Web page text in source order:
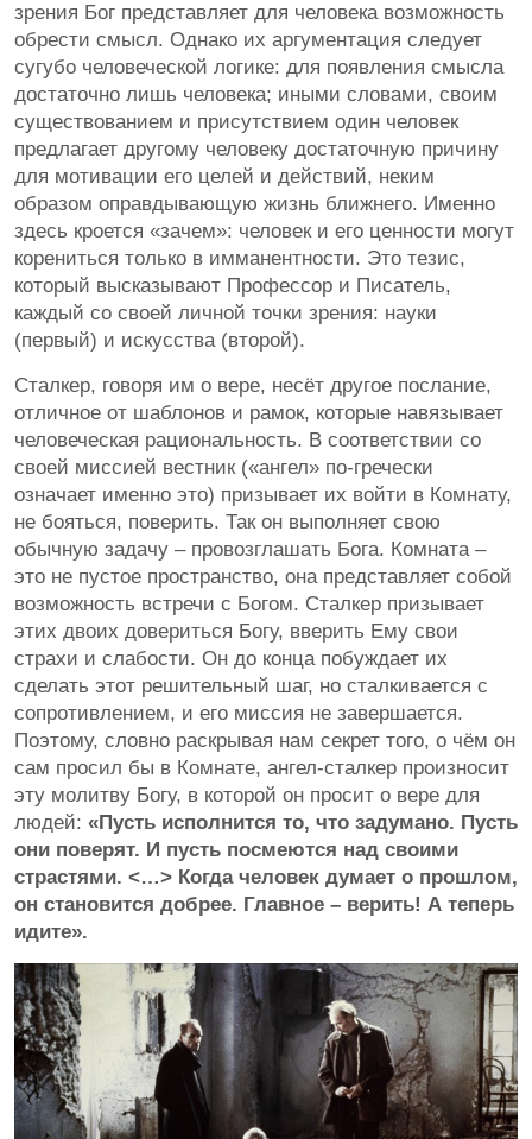
зрения Бог представляет для человека возможность
обрести смысл. Однако их аргументация следует
сугубо человеческой логике: для появления смысла
достаточно лишь человека; иными словами, своим
существованием и присутствием один человек
предлагает другому человеку достаточную причину
для мотивации его целей и действий, неким
образом оправдывающую жизнь ближнего. Именно
здесь кроется «зачем»: человек и его ценности могут
корениться только в имманентности. Это тезис,
который высказывают Профессор и Писатель,
каждый со своей личной точки зрения: науки
(первый) и искусства (второй).
Сталкер, говоря им о вере, несёт другое послание,
отличное от шаблонов и рамок, которые навязывает
человеческая рациональность. В соответствии со
своей миссией вестник («ангел» по-гречески
означает именно это) призывает их войти в Комнату,
не бояться, поверить. Так он выполняет свою
обычную задачу – провозглашать Бога. Комната –
это не пустое пространство, она представляет собой
возможность встречи с Богом. Сталкер призывает
этих двоих довериться Богу, вверить Ему свои
страхи и слабости. Он до конца побуждает их
сделать этот решительный шаг, но сталкивается с
сопротивлением, и его миссия не завершается.
Поэтому, словно раскрывая нам секрет того, о чём он
сам просил бы в Комнате, ангел-сталкер произносит
эту молитву Богу, в которой он просит о вере для
людей: «Пусть исполнится то, что задумано. Пусть
они поверят. И пусть посмеются над своими
страстями. <…> Когда человек думает о прошлом,
он становится добрее. Главное – верить! А теперь
идите».